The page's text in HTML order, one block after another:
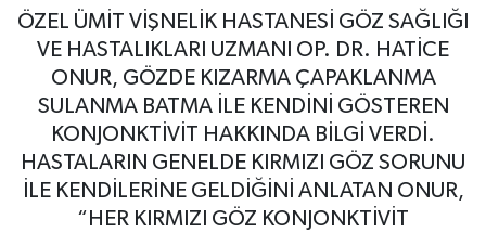
ÖZEL ÜMİT VİŞNELİK HASTANESİ GÖZ SAĞLIĞI
VE HASTALIKLARI UZMANI OP. DR. HATİCE
ONUR, GÖZDE KIZARMA ÇAPAKLANMA
SULANMA BATMA İLE KENDİNİ GÖSTEREN
KONJONKTİVİT HAKKINDA BİLGİ VERDİ.
HASTALARIN GENELDE KIRMIZI GÖZ SORUNU
İLE KENDİLERİNE GELDİĞİNİ ANLATAN ONUR,
“HER KIRMIZI GÖZ KONJONKTİVİT